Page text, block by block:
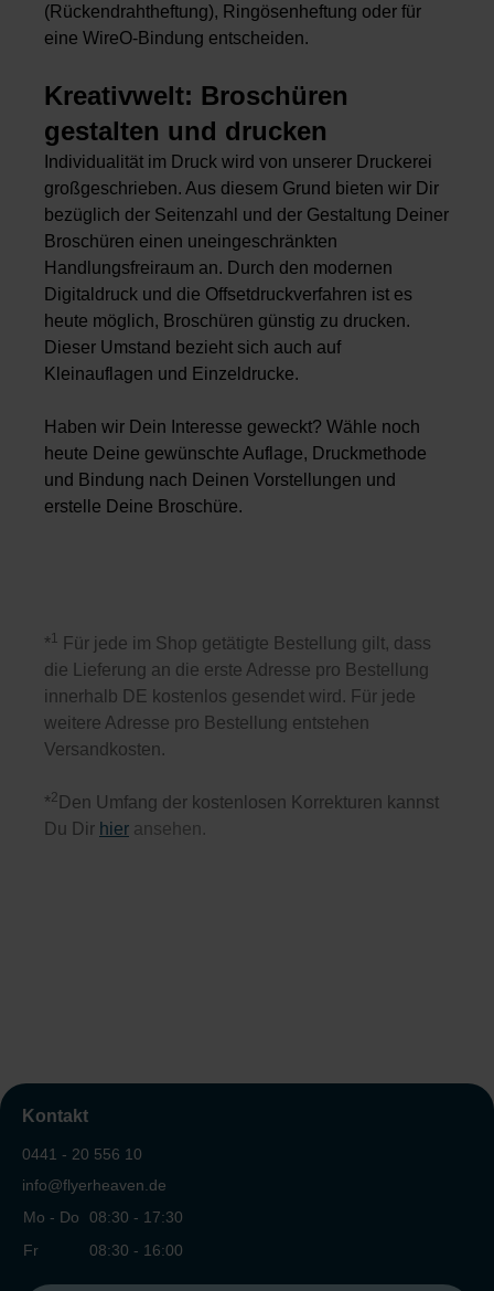
(Rückendrahtheftung), Ringösenheftung oder für
eine WireO-Bindung entscheiden.
Kreativwelt: Broschüren
gestalten und drucken
Individualität im Druck wird von unserer Druckerei
großgeschrieben. Aus diesem Grund bieten wir Dir
bezüglich der Seitenzahl und der Gestaltung Deiner
Broschüren einen uneingeschränkten
Handlungsfreiraum an. Durch den modernen
Digitaldruck und die Offsetdruckverfahren ist es
heute möglich, Broschüren günstig zu drucken.
Dieser Umstand bezieht sich auch auf
Kleinauflagen und Einzeldrucke.
Haben wir Dein Interesse geweckt? Wähle noch
heute Deine gewünschte Auflage, Druckmethode
und Bindung nach Deinen Vorstellungen und
erstelle Deine Broschüre.
*1
Für jede im Shop getätigte Bestellung gilt, dass
die Lieferung an die erste Adresse pro Bestellung
innerhalb DE kostenlos gesendet wird. Für jede
weitere Adresse pro Bestellung entstehen
Versandkosten.
*2 Den Umfang der kostenlosen Korrekturen kannst
Du Dir hier ansehen.
Kontakt
0441 - 20 556 10
info@flyerheaven.de
Mo - Do
08:30 - 17:30
Fr
08:30 - 16:00